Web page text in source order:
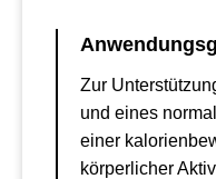
Zur
und eines
einer
körperlicher